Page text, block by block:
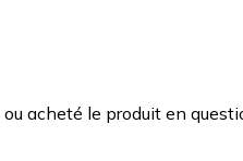
acheté le produit en